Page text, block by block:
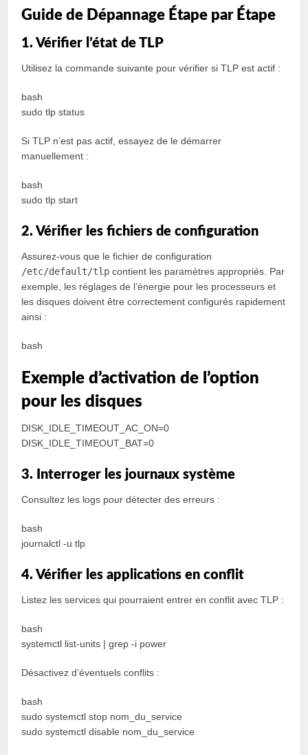
Guide de Dépannage Étape par Étape
1. Vérifier l’état de TLP
Utilisez la commande suivante pour vérifier si TLP est actif :
bash
sudo tlp status
Si TLP n’est pas actif, essayez de le démarrer
manuellement :
bash
sudo tlp start
2. Vérifier les fichiers de configuration
Assurez-vous que le fichier de configuration
/etc/default/tlp contient les paramètres appropriés. Par
exemple, les réglages de l’énergie pour les processeurs et
les disques doivent être correctement configurés rapidement
ainsi :
bash
Exemple d’activation de l’option
pour les disques
DISK_IDLE_TIMEOUT_AC_ON=0
DISK_IDLE_TIMEOUT_BAT=0
3. Interroger les journaux système
Consultez les logs pour détecter des erreurs :
bash
journalctl -u tlp
4. Vérifier les applications en conflit
Listez les services qui pourraient entrer en conflit avec TLP :
bash
systemctl list-units | grep -i power
Désactivez d’éventuels conflits :
bash
sudo systemctl stop nom_du_service
sudo systemctl disable nom_du_service